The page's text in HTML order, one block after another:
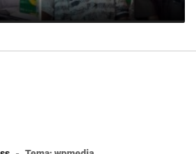
dalam Reses Medan Amplas